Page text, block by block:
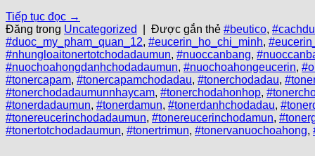
Tiếp tục đọc →
Đăng trong Uncategorized Được gắn thẻ #beutico,
#duoc_my_pham_quan_12, #eucerin_ho_chi_minh,
#nhungloaitonertotchodadaumun, #nuoccanbang,
#nuochoahongdanhchodadaumun, #nuochoahongeucerin,
#tonercapam, #tonercapamchodadau, #tonerchodadau,
#tonerchodadaumunnhaycam, #tonerchodahonhop,
#tonerdadaumun, #tonerdamun, #tonerdanhchodadau,
#tonereucerinchodadaumun, #tonereucerinchodamun,
#tonertotchodadaumun, #tonertrimun, #tonervanuochoahong,